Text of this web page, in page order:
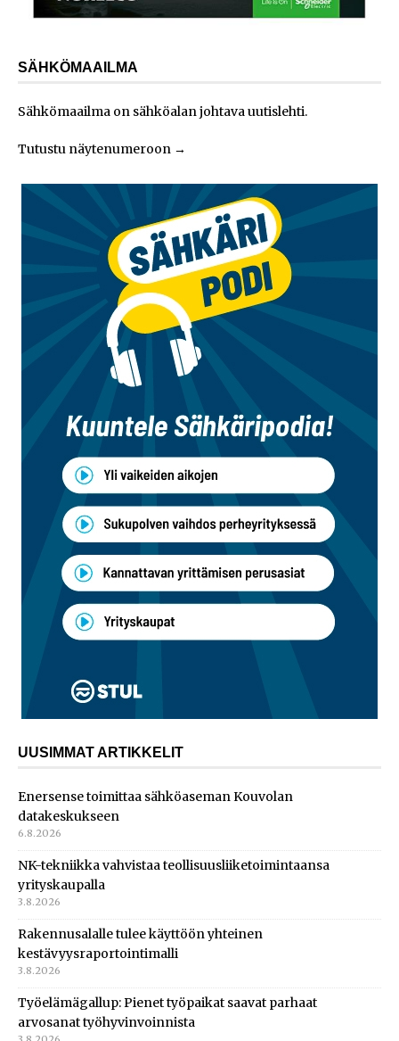
SÄHKÖMAAILMA
Sähkömaailma on sähköalan johtava uutislehti.
Tutustu näytenumeroon →
UUSIMMAT ARTIKKELIT
Enersense toimittaa sähköaseman Kouvolan
datakeskukseen
6.8.2026
NK-tekniikka vahvistaa teollisuusliiketoimintaansa
yrityskaupalla
3.8.2026
Rakennusalalle tulee käyttöön yhteinen
kestävyysraportointimalli
3.8.2026
Työelämägallup: Pienet työpaikat saavat parhaat
arvosanat työhyvinvoinnista